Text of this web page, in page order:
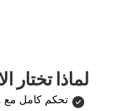
لماذا
تحكم كامل مع